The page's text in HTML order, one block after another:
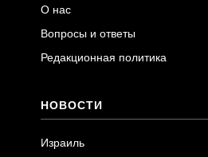
О нас
Вопросы и ответы
Редакционная политика
НОВОСТИ
Израиль